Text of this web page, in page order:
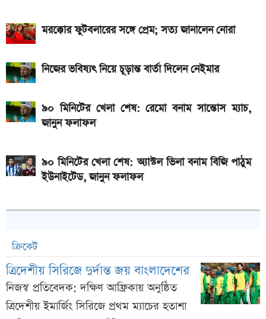
মরক্কোর ফুটবলারের সঙ্গে প্রেম; সত্য জানালেন নোরা
নিজের ভবিষ্যৎ নিয়ে চূড়ান্ত বার্তা দিলেন নেইমার
৯০ মিনিটের খেলা শেষ: রেমো বনাম সান্তোস ম্যাচ,
জানুন ফলাফল
৯০ মিনিটের খেলা শেষ: অ্যাস্টল ভিলা বনাম বিজি পাঠুম
ইউনাইটেড, জানুন ফলাফল
ক্রিকেট
ত্রিদেশীয় সিরিজে দুর্দান্ত জয় বাংলাদেশের
নিজস্ব প্রতিবেদক: দক্ষিণ আফ্রিকায় অনুষ্ঠিত
ত্রিদেশীয় ইমার্জিং সিরিজে প্রথম ম্যাচের হতাশা